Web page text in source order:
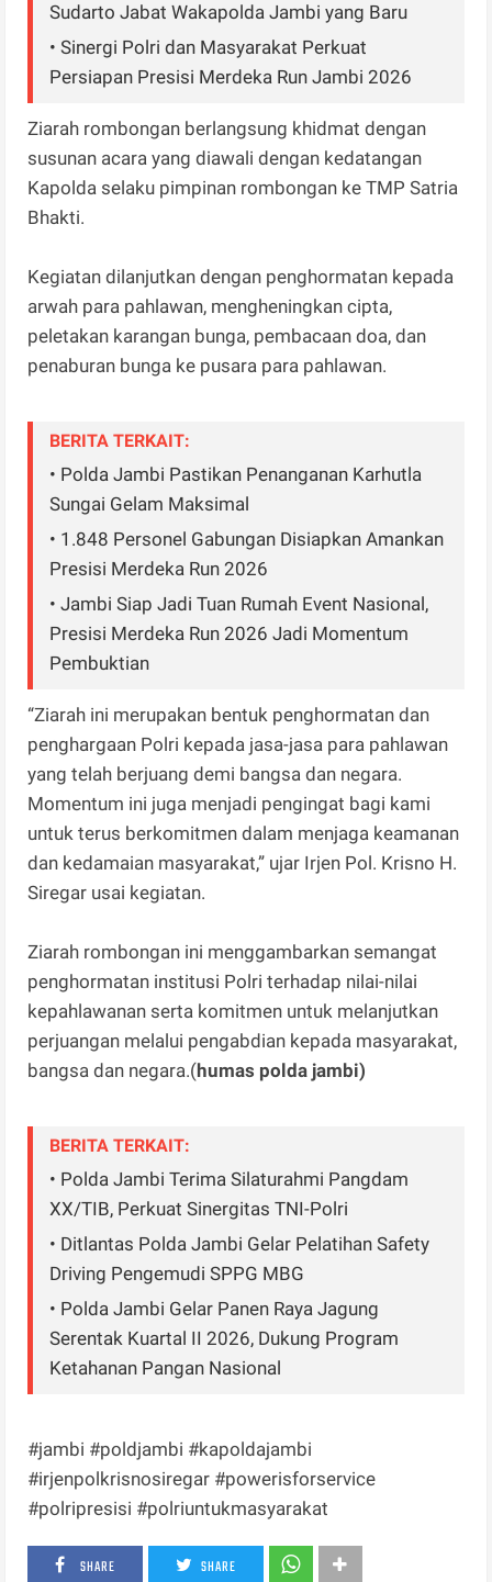
Sudarto Jabat Wakapolda Jambi yang Baru
• Sinergi Polri dan Masyarakat Perkuat
Persiapan Presisi Merdeka Run Jambi 2026
Ziarah rombongan berlangsung khidmat dengan
susunan acara yang diawali dengan kedatangan
Kapolda selaku pimpinan rombongan ke TMP Satria
Bhakti.
Kegiatan dilanjutkan dengan penghormatan kepada
arwah para pahlawan, mengheningkan cipta,
peletakan karangan bunga, pembacaan doa, dan
penaburan bunga ke pusara para pahlawan.
BERITA TERKAIT:
• Polda Jambi Pastikan Penanganan Karhutla
Sungai Gelam Maksimal
• 1.848 Personel Gabungan Disiapkan Amankan
Presisi Merdeka Run 2026
• Jambi Siap Jadi Tuan Rumah Event Nasional,
Presisi Merdeka Run 2026 Jadi Momentum
Pembuktian
“Ziarah ini merupakan bentuk penghormatan dan
penghargaan Polri kepada jasa-jasa para pahlawan
yang telah berjuang demi bangsa dan negara.
Momentum ini juga menjadi pengingat bagi kami
untuk terus berkomitmen dalam menjaga keamanan
dan kedamaian masyarakat,” ujar Irjen Pol. Krisno H.
Siregar usai kegiatan.
Ziarah rombongan ini menggambarkan semangat
penghormatan institusi Polri terhadap nilai-nilai
kepahlawanan serta komitmen untuk melanjutkan
perjuangan melalui pengabdian kepada masyarakat,
bangsa dan negara.(humas polda jambi)
BERITA TERKAIT:
• Polda Jambi Terima Silaturahmi Pangdam
XX/TIB, Perkuat Sinergitas TNI-Polri
• Ditlantas Polda Jambi Gelar Pelatihan Safety
Driving Pengemudi SPPG MBG
• Polda Jambi Gelar Panen Raya Jagung
Serentak Kuartal II 2026, Dukung Program
Ketahanan Pangan Nasional
#jambi #poldjambi #kapoldajambi
#irjenpolkrisnosiregar #powerisforservice
#polripresisi #polriuntukmasyarakat
SHARE SHARE